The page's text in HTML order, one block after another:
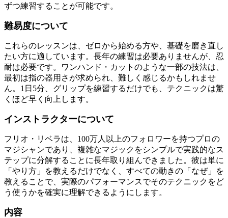
ずつ練習することが可能です。
難易度について
これらのレッスンは、ゼロから始める方や、基礎を磨き直し
たい方に適しています。長年の練習は必要ありませんが、忍
耐は必要です。ワンハンド・カットのような一部の技法は、
最初は指の器用さが求められ、難しく感じるかもしれませ
ん。1日5分、グリップを練習するだけでも、テクニックは驚
くほど早く向上します。
インストラクターについて
フリオ・リベラは、100万人以上のフォロワーを持つプロの
マジシャンであり、複雑なマジックをシンプルで実践的なス
テップに分解することに長年取り組んできました。彼は単に
「やり方」を教えるだけでなく、すべての動きの「なぜ」を
教えることで、実際のパフォーマンスでそのテクニックをど
う使うかを確実に理解できるようにします。
内容